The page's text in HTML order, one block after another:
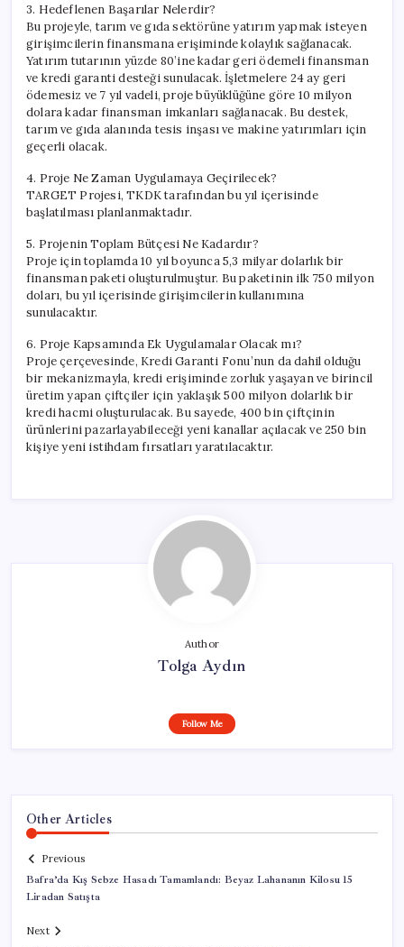
3. Hedeflenen Başarılar Nelerdir?
Bu projeyle, tarım ve gıda sektörüne yatırım yapmak isteyen
girişimcilerin finansmana erişiminde kolaylık sağlanacak.
Yatırım tutarının yüzde 80’ine kadar geri ödemeli finansman
ve kredi garanti desteği sunulacak. İşletmelere 24 ay geri
ödemesiz ve 7 yıl vadeli, proje büyüklüğüne göre 10 milyon
dolara kadar finansman imkanları sağlanacak. Bu destek,
tarım ve gıda alanında tesis inşası ve makine yatırımları için
geçerli olacak.
4. Proje Ne Zaman Uygulamaya Geçirilecek?
TARGET Projesi, TKDK tarafından bu yıl içerisinde
başlatılması planlanmaktadır.
5. Projenin Toplam Bütçesi Ne Kadardır?
Proje için toplamda 10 yıl boyunca 5,3 milyar dolarlık bir
finansman paketi oluşturulmuştur. Bu paketinin ilk 750 milyon
doları, bu yıl içerisinde girişimcilerin kullanımına
sunulacaktır.
6. Proje Kapsamında Ek Uygulamalar Olacak mı?
Proje çerçevesinde, Kredi Garanti Fonu’nun da dahil olduğu
bir mekanizmayla, kredi erişiminde zorluk yaşayan ve birincil
üretim yapan çiftçiler için yaklaşık 500 milyon dolarlık bir
kredi hacmi oluşturulacak. Bu sayede, 400 bin çiftçinin
ürünlerini pazarlayabileceği yeni kanallar açılacak ve 250 bin
kişiye yeni istihdam fırsatları yaratılacaktır.
Author
Tolga Aydın
Follow Me
Other Articles
Previous
Bafra’da Kış Sebze Hasadı Tamamlandı: Beyaz Lahananın Kilosu 15
Liradan Satışta
Next